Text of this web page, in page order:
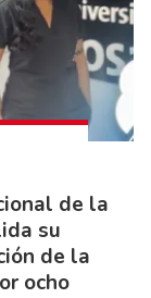
de la
su
de la
ocho